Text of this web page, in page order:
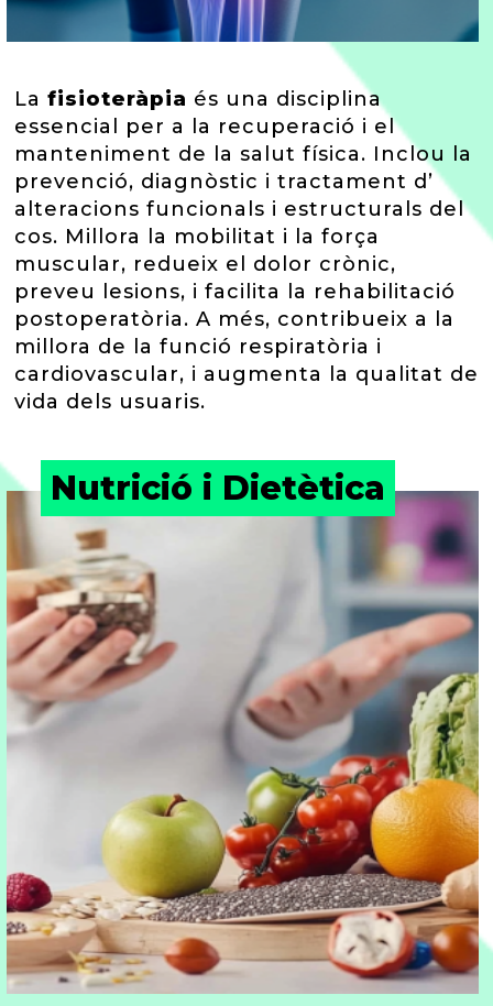
La fisioteràpia és una disciplina
essencial per a la recuperació i el
manteniment de la salut física. Inclou la
prevenció, diagnòstic i tractament d’
alteracions funcionals i estructurals del
cos. Millora la mobilitat i la força
muscular, redueix el dolor crònic,
preveu lesions, i facilita la rehabilitació
postoperatòria. A més, contribueix a la
millora de la funció respiratòria i
cardiovascular, i augmenta la qualitat de
vida dels usuaris.
Nutrició i Dietètica